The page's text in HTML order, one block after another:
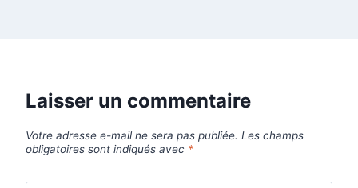
Laisser un commentaire
Votre adresse e-mail ne sera pas publiée. Les champs
obligatoires sont indiqués avec *